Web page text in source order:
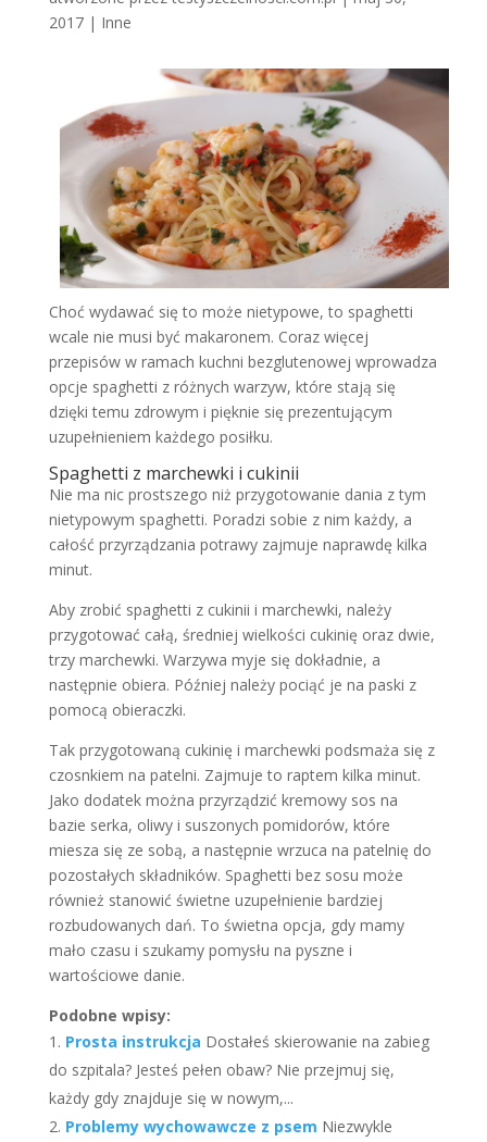
2017| Inne
Choć wydawać się to może nietypowe, to spaghetti
wcale nie musi być makaronem. Coraz więcej
przepisów w ramach kuchni bezglutenowej wprowadza
opcje spaghetti z różnych warzyw, które stają się
dzięki temu zdrowym i pięknie się prezentującym
uzupełnieniem każdego posiłku.
Spaghetti z marchewki i cukinii
Nie ma nic prostszego niż przygotowanie dania z tym
nietypowym spaghetti. Poradzi sobie z nim każdy, a
całość przyrządzania potrawy zajmuje naprawdę kilka
minut.
Aby zrobić spaghetti z cukinii i marchewki, należy
przygotować całą, średniej wielkości cukinię oraz dwie,
trzy marchewki. Warzywa myje się dokładnie, a
następnie obiera. Później należy pociąć je na paski z
pomocą obieraczki.
Tak przygotowaną cukinię i marchewki podsmaża się z
czosnkiem na patelni. Zajmuje to raptem kilka minut.
Jako dodatek można przyrządzić kremowy sos na
bazie serka, oliwy i suszonych pomidorów, które
miesza się ze sobą, a następnie wrzuca na patelnię do
pozostałych składników. Spaghetti bez sosu może
również stanowić świetne uzupełnienie bardziej
rozbudowanych dań. To świetna opcja, gdy mamy
mało czasu i szukamy pomysłu na pyszne i
wartościowe danie.
Podobne wpisy:
Prosta instrukcja Dostałeś skierowanie na zabieg
do szpitala? Jesteś pełen obaw? Nie przejmuj się,
każdy gdy znajduje się w nowym,...
Problemy wychowawcze z psem Niezwykle